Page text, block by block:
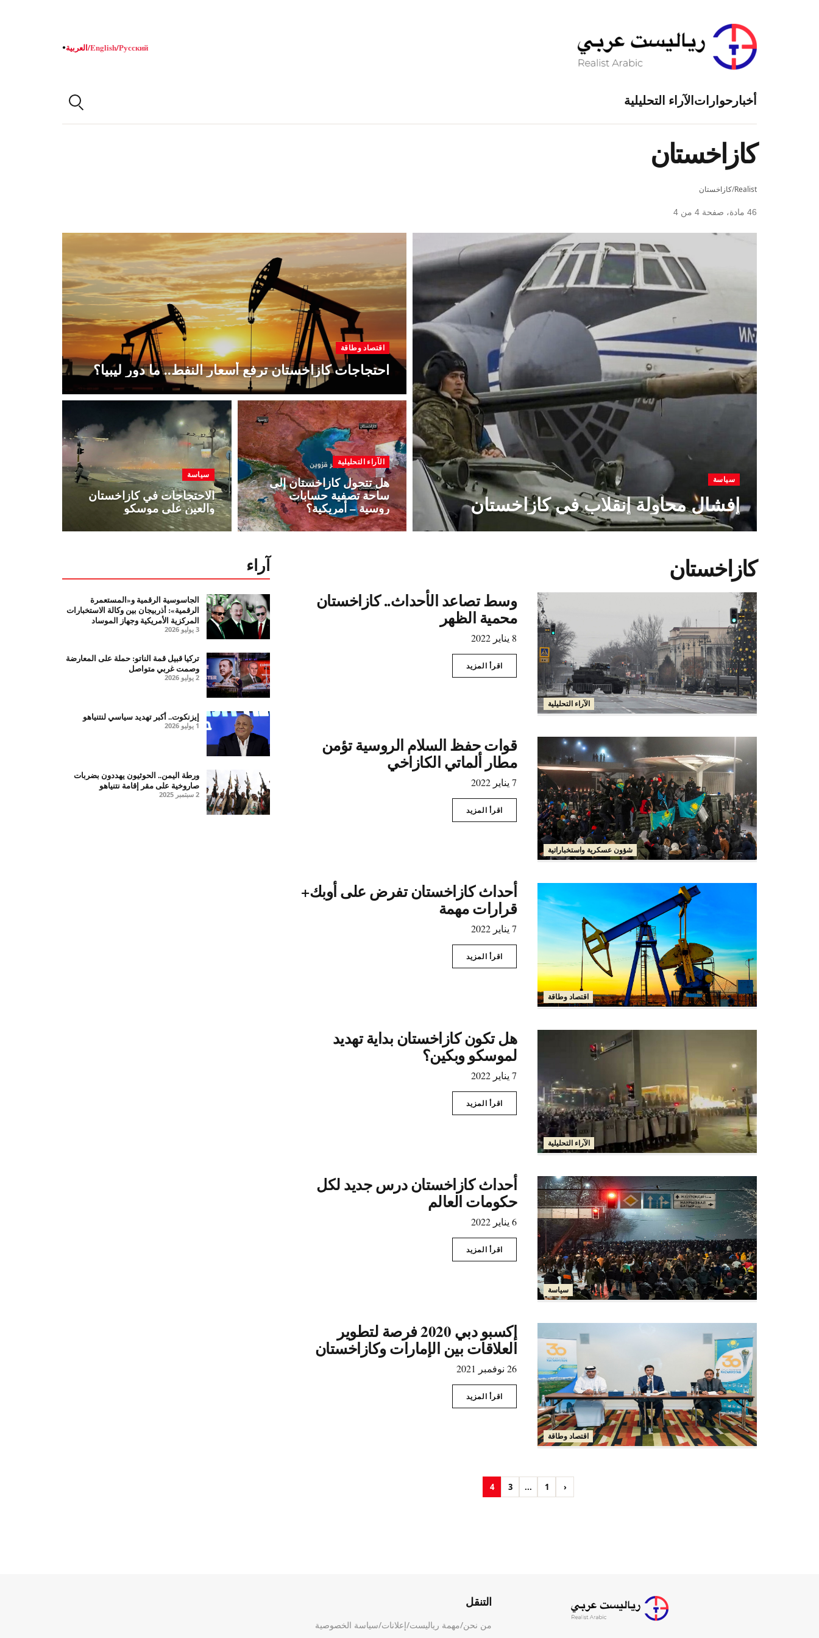
Русский
/
English
/العربية●
أخبارحواراتالآراء التحليلية
كازاخستان
Realist
/كازاخستان
46 مادة، صفحة 4 من 4
سياسة
إفشال محاولة إنقلاب في كازاخستان
اقتصاد وطاقة
احتجاجات كازاخستان ترفع أسعار النفط.. ما دور ليبيا؟
الآراء التحليلية
هل تتحول كازاخستان إلى
ساحة تصفية حسابات
روسية – أمريكية؟
سياسة
الاحتجاجات في كازاخستان
والعين على موسكو
كازاخستان
الآراء التحليلية
وسط تصاعد الأحداث.. كازاخستان
محمية الظهر
8 يناير 2022
اقرأ المزيد
شؤون عسكرية واستخباراتية
قوات حفظ السلام الروسية تؤمن
مطار ألماتي الكازاخي
7 يناير 2022
اقرأ المزيد
اقتصاد وطاقة
أحداث كازاخستان تفرض على أوبك+
قرارات مهمة
7 يناير 2022
اقرأ المزيد
الآراء التحليلية
هل تكون كازاخستان بداية تهديد
لموسكو وبكين؟
7 يناير 2022
اقرأ المزيد
سياسة
أحداث كازاخستان درس جديد لكل
حكومات العالم
6 يناير 2022
اقرأ المزيد
اقتصاد وطاقة
إكسبو دبي 2020 فرصة لتطوير
العلاقات بين الإمارات وكازاخستان
26 نوفمبر 2021
اقرأ المزيد
‹
1
...
3
4
آراء
الجاسوسية الرقمية و«المستعمرة
الرقمية»: أذربيجان بين وكالة الاستخبارات
المركزية الأمريكية وجهاز الموساد
3 يوليو 2026
تركيا قبيل قمة الناتو: حملة على المعارضة
وصمت غربي متواصل
2 يوليو 2026
إيزنكوت.. أكبر تهديد سياسي لنتنياهو
1 يوليو 2026
ورطة اليمن.. الحوثيون يهددون بضربات
صاروخية على مقر إقامة نتنياهو
2 سبتمبر 2025
التنقل
من نحن/مهمة رياليست/إعلانات/سياسة الخصوصية